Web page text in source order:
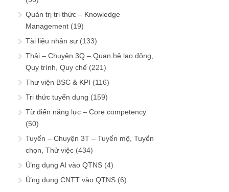
Quản trị tri thức – Knowledge
Management (19)
Tài liệu nhân sự (133)
Thải – Chuyện 3Q – Quan hệ lao động,
Quy trình, Quy chế (221)
Thư viện BSC & KPI (116)
Tri thức tuyển dụng (159)
Từ điển năng lực – Core competency
(50)
Tuyển – Chuyện 3T – Tuyển mộ, Tuyển
chọn, Thử việc (434)
Ứng dụng AI vào QTNS (4)
Ứng dụng CNTT vào QTNS (6)